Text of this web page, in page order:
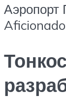
Аэропорт
Aficionado